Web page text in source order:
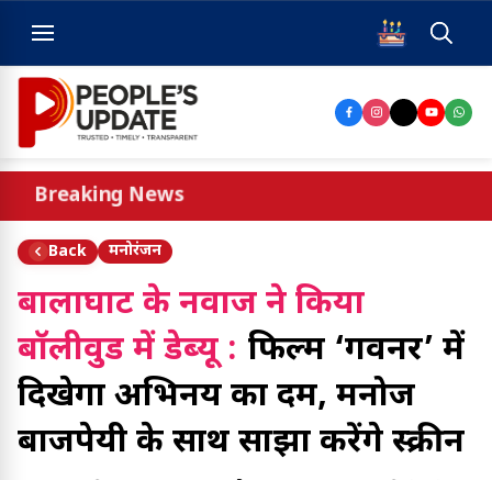
Breaking News
Back मनोरंजन
बालाघाट के नवाज ने किया
बॉलीवुड में डेब्यू : फिल्म ‘गर्वनर’ में
दिखेगा अभिनय का दम, मनोज
बाजपेयी के साथ साझा करेंगे स्क्रीन